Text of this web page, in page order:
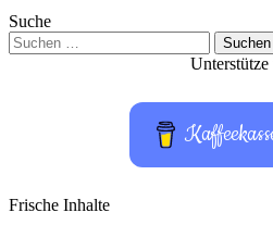
Suche
Suchen
nach:
Unterstütze
Frische Inhalte